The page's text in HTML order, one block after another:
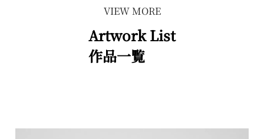
VIEW MORE
Artwork List
作品一覧